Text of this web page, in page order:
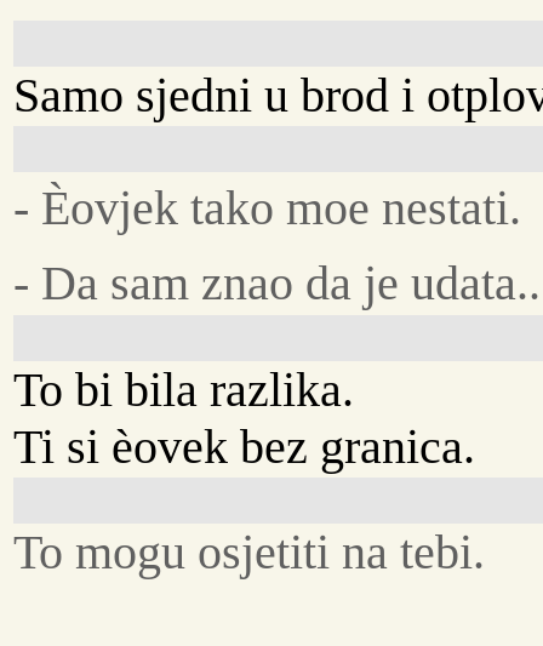
Samo sjedni u brod i
- Èovjek tako moe nestati.
- Da sam znao da je
To bi bila razlika.
Ti si èovek bez granica.
To mogu osjetiti na tebi.